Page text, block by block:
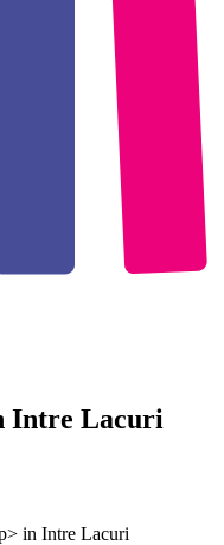
Intre Lacuri
in Intre Lacuri